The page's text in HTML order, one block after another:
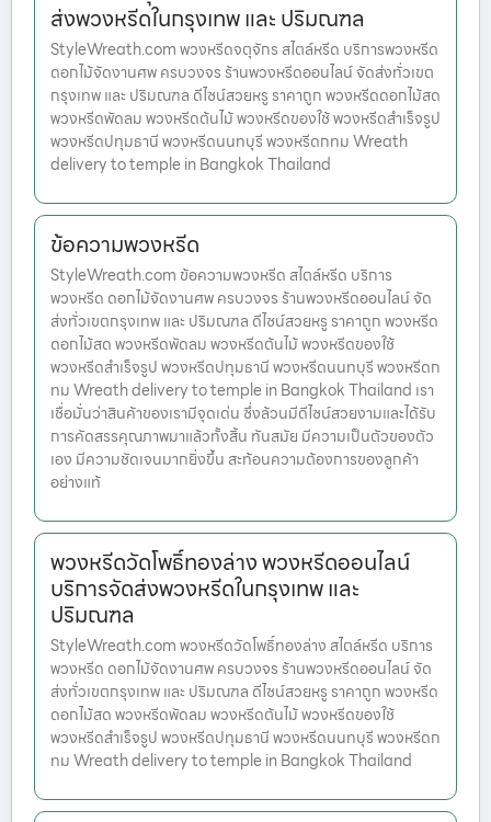
ส่งพวงหรีดในกรุงเทพ และ ปริมณฑล
StyleWreath.com พวงหรีดจตุจักร สไตล์หรีด บริการพวงหรีด
ดอกไม้จัดงานศพ ครบวงจร ร้านพวงหรีดออนไลน์ จัดส่งทั่วเขต
กรุงเทพ และ ปริมณฑล ดีไซน์สวยหรู ราคาถูก พวงหรีดดอกไม้สด
พวงหรีดพัดลม พวงหรีดต้นไม้ พวงหรีดของใช้ พวงหรีดสำเร็จรูป
พวงหรีดปทุมธานี พวงหรีดนนทบุรี พวงหรีดกทม Wreath
delivery to temple in Bangkok Thailand
ข้อความพวงหรีด
StyleWreath.com ข้อความพวงหรีด สไตล์หรีด บริการ
พวงหรีด ดอกไม้จัดงานศพ ครบวงจร ร้านพวงหรีดออนไลน์ จัด
ส่งทั่วเขตกรุงเทพ และ ปริมณฑล ดีไซน์สวยหรู ราคาถูก พวงหรีด
ดอกไม้สด พวงหรีดพัดลม พวงหรีดต้นไม้ พวงหรีดของใช้
พวงหรีดสำเร็จรูป พวงหรีดปทุมธานี พวงหรีดนนทบุรี พวงหรีดก
ทม Wreath delivery to temple in Bangkok Thailand เรา
เชื่อมั่นว่าสินค้าของเรามีจุดเด่น ซึ่งล้วนมีดีไซน์สวยงามและได้รับ
การคัดสรรคุณภาพมาแล้วทั้งสิ้น ทันสมัย มีความเป็นตัวของตัว
เอง มีความชัดเจนมากยิ่งขึ้น สะท้อนความต้องการของลูกค้า
อย่างแท้
พวงหรีดวัดโพธิ์ทองล่าง พวงหรีดออนไลน์
บริการจัดส่งพวงหรีดในกรุงเทพ และ
ปริมณฑล
StyleWreath.com พวงหรีดวัดโพธิ์ทองล่าง สไตล์หรีด บริการ
พวงหรีด ดอกไม้จัดงานศพ ครบวงจร ร้านพวงหรีดออนไลน์ จัด
ส่งทั่วเขตกรุงเทพ และ ปริมณฑล ดีไซน์สวยหรู ราคาถูก พวงหรีด
ดอกไม้สด พวงหรีดพัดลม พวงหรีดต้นไม้ พวงหรีดของใช้
พวงหรีดสำเร็จรูป พวงหรีดปทุมธานี พวงหรีดนนทบุรี พวงหรีดก
ทม Wreath delivery to temple in Bangkok Thailand